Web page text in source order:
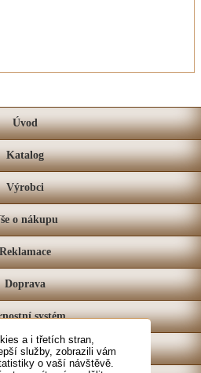
a i třetích stran,
služby, zobrazili vám
o vaší návštěvě.
Úvod
Katalog
Výrobci
o nákupu
Reklamace
Doprava
systém
Prodejna